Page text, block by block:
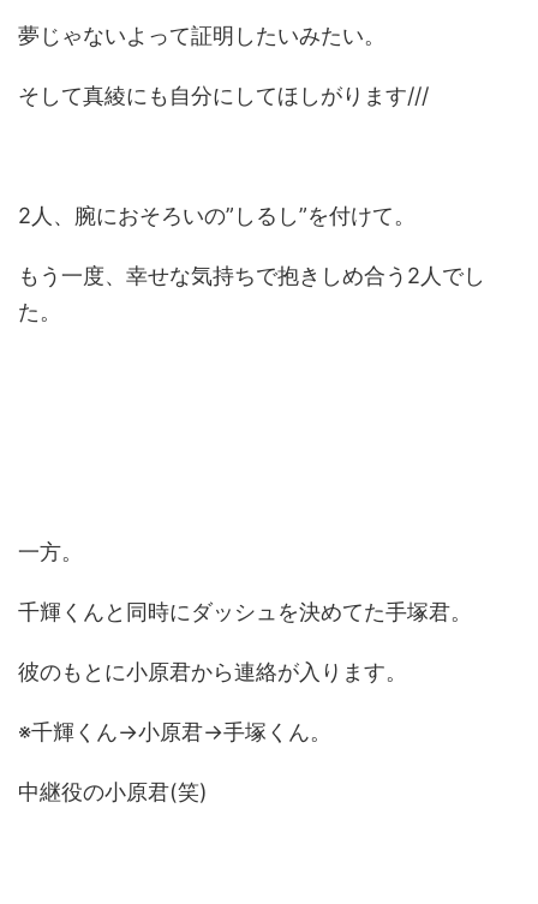
夢じゃないよって証明したいみたい。
そして真綾にも自分にしてほしがります///
2人、腕におそろいの”しるし”を付けて。
もう一度、幸せな気持ちで抱きしめ合う2人でし
た。
一方。
千輝くんと同時にダッシュを決めてた手塚君。
彼のもとに小原君から連絡が入ります。
※千輝くん→小原君→手塚くん。
中継役の小原君(笑)